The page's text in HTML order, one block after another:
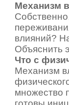
Механизм
влияний?
Объяснить
Что с
Механизм
множество